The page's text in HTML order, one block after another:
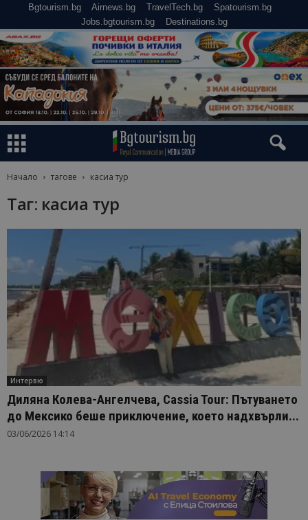
Bgtourism.bg Airnews.bg TravelTech.bg
Spatourism.bg
Jobs.bgtourism.bg
Destinations.bg
Начало тагове касиа тур
Таг: касиа тур
Интервю
Диляна Колева-Ангелчева, Cassia Tour: Пътуването
до Мексико беше приключение, което надхвърли...
03/06/2026 14:14